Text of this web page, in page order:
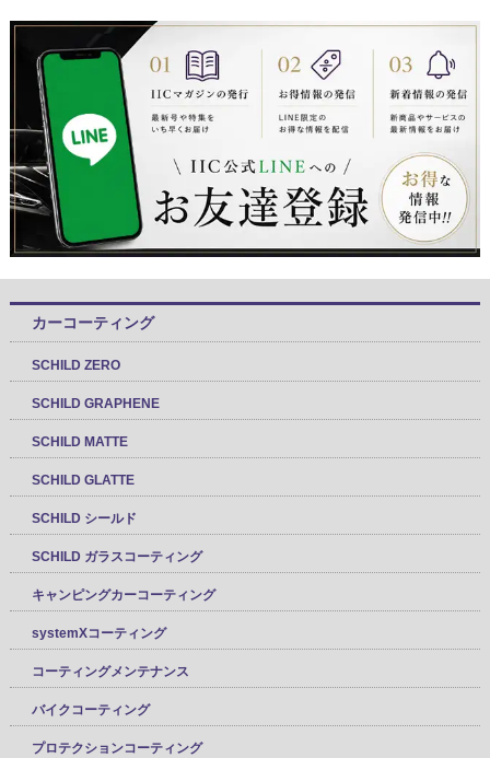
カーコーティング
SCHILD ZERO
SCHILD GRAPHENE
SCHILD MATTE
SCHILD GLATTE
SCHILD シールド
SCHILD ガラスコーティング
キャンピングカーコーティング
systemXコーティング
コーティングメンテナンス
バイクコーティング
プロテクションコーティング